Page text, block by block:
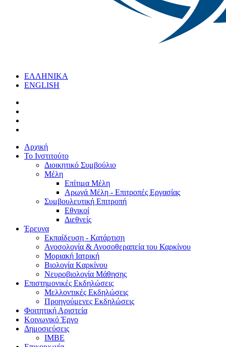
ΕΛΛΗΝΙΚΑ
ENGLISH
Αρχική
Το Ινστιτούτο
Διοικητικό Συμβούλιο
Μέλη
Επίτιμα Μέλη
Αρωγά Μέλη - Επιτροπές Εργασίας
Συμβουλευτική Επιτροπή
Εθνικοί
Διεθνείς
Έρευνα
Εκπαίδευση - Κατάρτιση
Ανοσολογία & Ανοσοθεραπεία του Καρκίνου
Μοριακή Ιατρική
Βιολογία Kαρκίνου
Νευροβιολογία Μάθησης
Επιστημονικές Εκδηλώσεις
Μελλοντικές Εκδηλώσεις
Προηγούμενες Εκδηλώσεις
Φοιτητική Αριστεία
Κοινωνικό Έργο
Δημοσιεύσεις
ΙΜΒΕ